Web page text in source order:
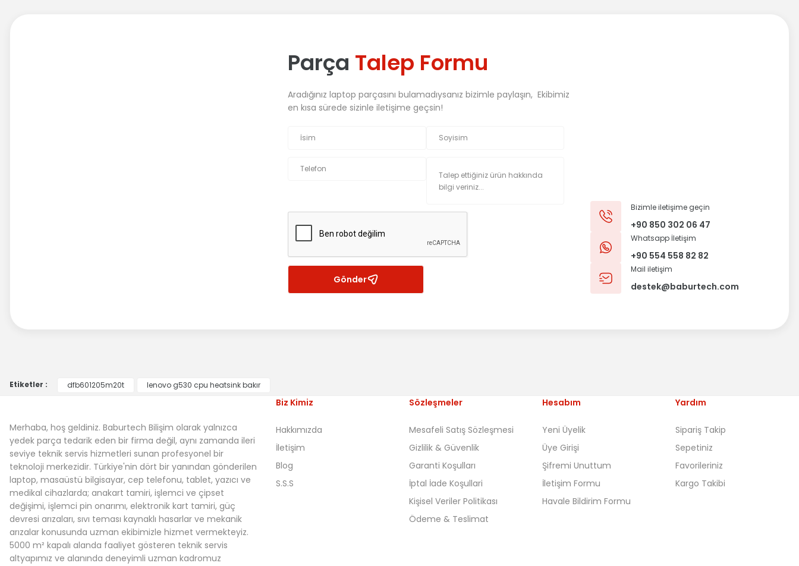
Parça Talep Formu
Aradığınız laptop parçasını bulamadıysanız bizimle paylaşın, Ekibimiz
en kısa sürede sizinle iletişime geçsin!
Gönder
Bizimle iletişime geçin
+90 850 302 06 47
Whatsapp İletişim
+90 554 558 82 82
Mail iletişim
destek@baburtech.com
Etiketler : dfb601205m20t lenovo g530 cpu heatsink bakır
Merhaba, hoş geldiniz. Baburtech Bilişim olarak yalnızca
yedek parça tedarik eden bir firma değil, aynı zamanda ileri
seviye teknik servis hizmetleri sunan profesyonel bir
teknoloji merkezidir. Türkiye'nin dört bir yanından gönderilen
laptop, masaüstü bilgisayar, cep telefonu, tablet, yazıcı ve
medikal cihazlarda; anakart tamiri, işlemci ve çipset
değişimi, işlemci pin onarımı, elektronik kart tamiri, güç
devresi arızaları, sıvı teması kaynaklı hasarlar ve mekanik
arızalar konusunda uzman ekibimizle hizmet vermekteyiz.
5000 m² kapalı alanda faaliyet gösteren teknik servis
altyapımız ve alanında deneyimli uzman kadromuz
Biz Kimiz
Hakkımızda
İletişim
Blog
S.S.S
Sözleşmeler
Mesafeli Satış Sözleşmesi
Gizlilik & Güvenlik
Garanti Koşulları
İptal İade Koşullari
Kişisel Veriler Politikası
Ödeme & Teslimat
Hesabım
Yeni Üyelik
Üye Girişi
Şifremi Unuttum
İletişim Formu
Havale Bildirim Formu
Yardım
Sipariş Takip
Sepetiniz
Favorileriniz
Kargo Takibi